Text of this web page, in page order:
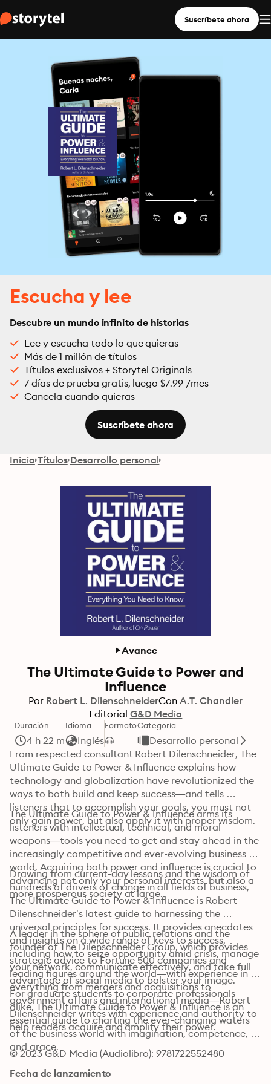
Suscríbete ahora
Escucha y lee
Descubre un mundo infinito de historias
Lee y escucha todo lo que quieras
Más de 1 millón de títulos
Títulos exclusivos + Storytel Originals
7 días de prueba gratis, luego $7.99 /mes
Cancela cuando quieras
Suscríbete ahora
Inicio Títulos Desarrollo personal
Avance
The Ultimate Guide to Power and
Influence
Por Robert L. DilenschneiderCon A.T. Chandler
Editorial G&D Media
Duración
4 h 22 m
Idioma
Inglés
FormatoCategoría
Desarrollo personal
From respected consultant Robert Dilenschneider, The
Ultimate Guide to Power & Influence explains how
technology and globalization have revolutionized the
ways to both build and keep success—and tells
listeners that to accomplish your goals, you must not
only gain power, but also apply it with proper wisdom.
The Ultimate Guide to Power & Influence arms its
listeners with intellectual, technical, and moral
weapons—tools you need to get and stay ahead in the
increasingly competitive and ever-evolving business
world. Acquiring both power and influence is crucial to
advancing not only your personal interests, but also a
more prosperous society at large.
Drawing from current-day lessons and the wisdom of
hundreds of drivers of change in all fields of business,
The Ultimate Guide to Power & Influence is Robert
Dilenschneider’s latest guide to harnessing the
universal principles for success. It provides anecdotes
and insights on a wide range of keys to success,
including how to seize opportunity amid crisis, manage
your network, communicate effectively, and take full
advantage of social media to bolster your image.
A leader in the sphere of public relations and the
founder of The Dilenschneider Group, which provides
strategic advice to Fortune 500 companies and
leading figures around the world—with experience in
everything from mergers and acquisitions to
government affairs and international media—Robert
Dilenschneider writes with experience and authority to
help readers acquire and amplify their power.
For graduate students to corporate professionals
alike, The Ultimate Guide to Power & Influence is an
essential guide to charting the ever-changing waters
of the business world with imagination, competence,
and grace.
© 2023 G&D Media (Audiolibro): 9781722552480
Fecha de lanzamiento